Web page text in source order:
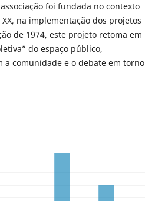
foi fundada no contexto
na implementação dos projetos
de 1974, este projeto retoma em
do espaço público,
a comunidade e o debate em torno